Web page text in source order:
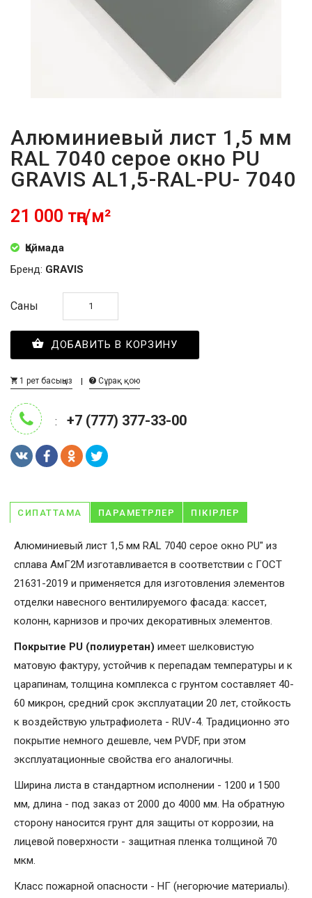
Алюминиевый лист 1,5 мм
RAL 7040 серое окно PU
GRAVIS AL1,5-RAL-PU- 7040
21 000 тңг/м²
Қоймада
Бренд: GRAVIS
Саны
ДОБАВИТЬ В КОРЗИНУ
1 рет басыңыз Сұрақ қою
: +7 (777) 377-33-00
СИПАТТАМА ПАРАМЕТРЛЕР ПІКІРЛЕР
Алюминиевый лист 1,5 мм RAL 7040 серое окно PU" из
сплава АмГ2М изготавливается в соответствии с ГОСТ
21631-2019 и применяется для изготовления элементов
отделки навесного вентилируемого фасада: кассет,
колонн, карнизов и прочих декоративных элементов.
Покрытие PU (полиуретан) имеет шелковистую
матовую фактуру, устойчив к перепадам температуры и к
царапинам, толщина комплекса с грунтом составляет 40-
60 микрон, средний срок эксплуатации 20 лет, стойкость
к воздействую ультрафиолета - RUV-4. Традиционно это
покрытие немного дешевле, чем PVDF, при этом
эксплуатационные свойства его аналогичны.
Ширина листа в стандартном исполнении - 1200 и 1500
мм, длина - под заказ от 2000 до 4000 мм. На обратную
сторону наносится грунт для защиты от коррозии, на
лицевой поверхности - защитная пленка толщиной 70
мкм.
Класс пожарной опасности - НГ (негорючие материалы).